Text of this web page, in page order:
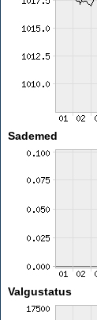
Sademed
Valgustatus